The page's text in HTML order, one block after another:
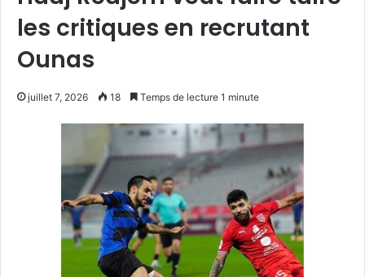
les critiques en recrutant
Ounas
juillet 7, 2026 18 Temps de lecture 1 minute